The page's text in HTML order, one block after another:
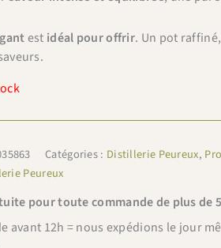
est idéal pour offrir. Un pot
Catégories : Distillerie Peureux,
Peureux
pour toute commande de plus de
avant 12h = nous expédions le jour